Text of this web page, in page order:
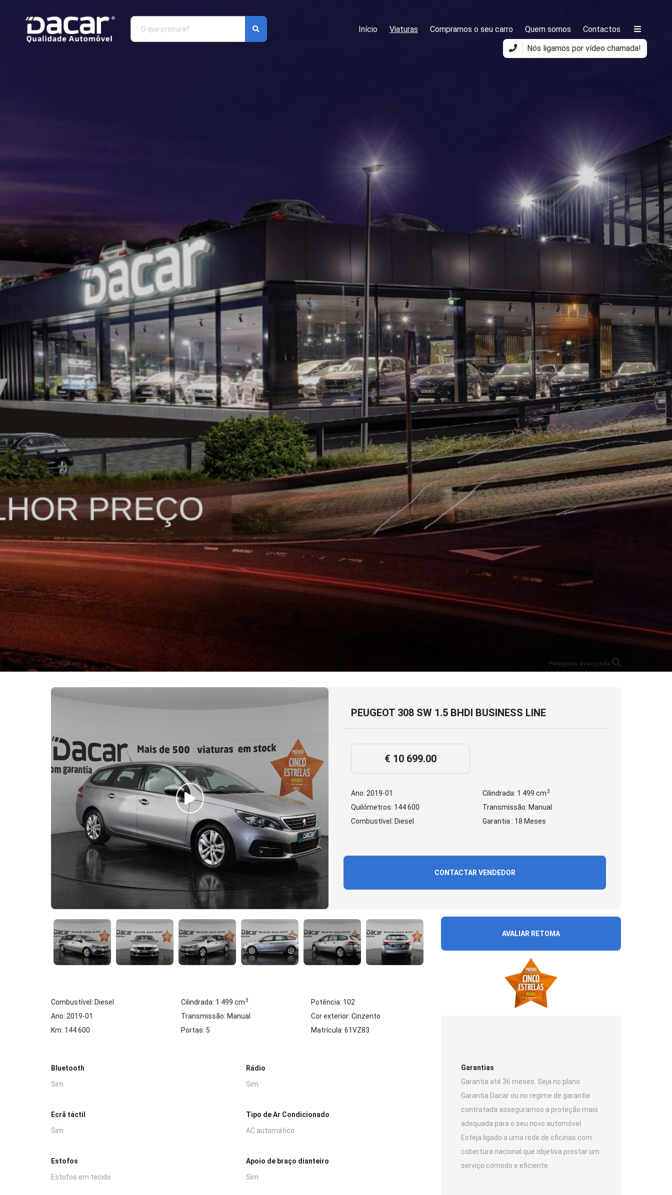
Início Viaturas Compramos o seu carro Quem somos
Contactos
Nós ligamos por vídeo chamada!
Voltar Pesquisa avançada
PEUGEOT 308 SW 1.5 BHDI BUSINESS LINE
€ 10 699.00
Ano: 2019-01 Cilindrada: 1 499 cm3
Quilómetros: 144 600
Transmissão: Manual
Combustível: Diesel
Garantia : 18 Meses
CONTACTAR VENDEDOR
Combustível: Diesel Cilindrada: 1 499 cm3
Potência: 102
Ano: 2019-01
Transmissão: Manual
Cor exterior: Cinzento
Km: 144 600
Portas: 5 Matrícula: 61VZ83
Bluetooth
Sim
Rádio
Sim
Ecrã táctil
Sim
Tipo de Ar Condicionado
AC automático
Estofos
Estofos em tecido
Apoio de braço dianteiro
Sim
AVALIAR RETOMA
Garantias
Garantia até 36 meses. Seja no plano
Garantia Dacar ou no regime de garantia
contratada asseguramos a proteção mais
adequada para o seu novo automóvel.
Esteja ligado a uma rede de oficinas com
cobertura nacional que objetiva prestar um
serviço cómodo e eficiente.